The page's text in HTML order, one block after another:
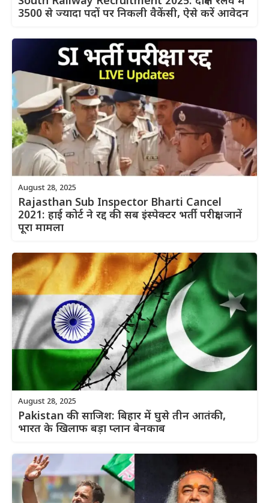
3500 से ज्यादा पदों पर निकली वैकेंसी, ऐसे करें आवेदन
August 28, 2025
Rajasthan Sub Inspector Bharti Cancel
2021: हाई कोर्ट ने रद्द की सब इंस्पेक्टर भर्ती परीक्षा, जानें
पूरा मामला
August 28, 2025
Pakistan की साजिश: बिहार में घुसे तीन आतंकी,
भारत के खिलाफ बड़ा प्लान बेनकाब